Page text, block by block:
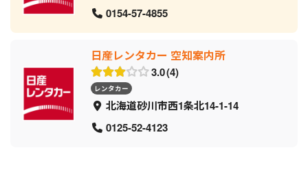
0154-57-4855
日産レンタカー 空知案内所
3.0 4
レンタカー
北海道砂川市西1条北14-1-14
0125-52-4123